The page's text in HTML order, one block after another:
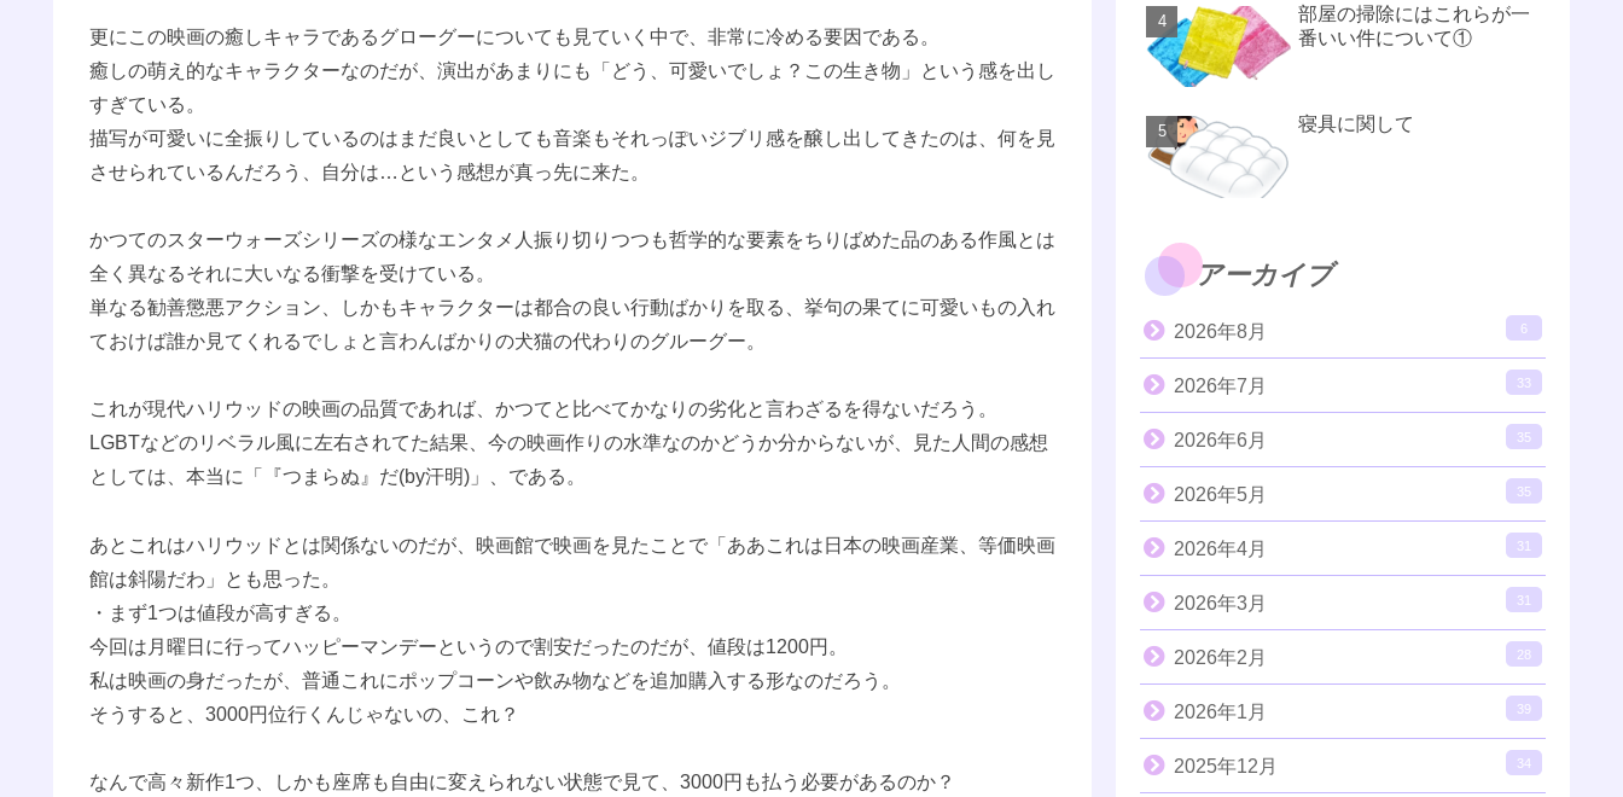
更にこの映画の癒しキャラであるグローグーについても見ていく中で、非常に冷める要因である。
癒しの萌え的なキャラクターなのだが、演出があまりにも「どう、可愛いでしょ？この生き物」という感を出し
すぎている。
描写が可愛いに全振りしているのはまだ良いとしても音楽もそれっぽいジブリ感を醸し出してきたのは、何を見
させられているんだろう、自分は…という感想が真っ先に来た。
かつてのスターウォーズシリーズの様なエンタメ人振り切りつつも哲学的な要素をちりばめた品のある作風とは
全く異なるそれに大いなる衝撃を受けている。
単なる勧善懲悪アクション、しかもキャラクターは都合の良い行動ばかりを取る、挙句の果てに可愛いもの入れ
ておけば誰か見てくれるでしょと言わんばかりの犬猫の代わりのグルーグー。
これが現代ハリウッドの映画の品質であれば、かつてと比べてかなりの劣化と言わざるを得ないだろう。
LGBTなどのリベラル風に左右されてた結果、今の映画作りの水準なのかどうか分からないが、見た人間の感想
としては、本当に「『つまらぬ』だ(by汗明)」、である。
あとこれはハリウッドとは関係ないのだが、映画館で映画を見たことで「ああこれは日本の映画産業、等価映画
館は斜陽だわ」とも思った。
・まず1つは値段が高すぎる。
今回は月曜日に行ってハッピーマンデーというので割安だったのだが、値段は1200円。
私は映画の身だったが、普通これにポップコーンや飲み物などを追加購入する形なのだろう。
そうすると、3000円位行くんじゃないの、これ？
なんで高々新作1つ、しかも座席も自由に変えられない状態で見て、3000円も払う必要があるのか？
部屋の掃除にはこれらが一
番いい件について①
寝具に関して
アーカイブ
2026年8月 6
2026年7月 33
2026年6月 35
2026年5月 35
2026年4月 31
2026年3月 31
2026年2月 28
2026年1月 39
2025年12月 34